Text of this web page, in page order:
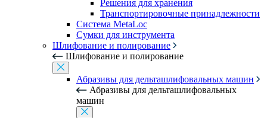
Решения для хранения
Транспортировочные принадлежности
Система MetaLoc
Сумки для инструмента
Шлифование и полирование
Шлифование и полирование
Абразивы для дельташлифовальных машин
Абразивы для дельташлифовальных
машин